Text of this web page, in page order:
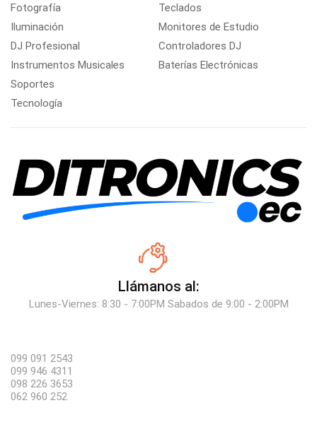
Fotografía
Iluminación
DJ Profesional
Instrumentos Musicales
Soportes
Tecnología
Teclados
Monitores de Estudio
Controladores DJ
Baterías Electrónicas
Llámanos al:
Lunes-Viernes: 8:30 - 7:00PM Sabados de 9:00 - 2:00PM
099 091 2543
099 946 4311
098 226 3653
062 960 252